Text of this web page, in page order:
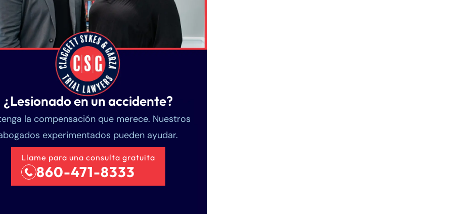
¿Lesionado en un accidente?
la compensación que merece. Nuestros
experimentados pueden ayudar.
Llame para una consulta gratuita
860-471-8333